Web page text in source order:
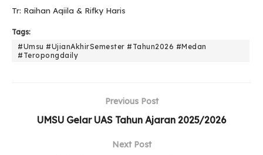
Tr: Raihan Aqiila & Rifky Haris
Tags:
#Umsu #UjianAkhirSemester #Tahun2026 #Medan
#Teropongdaily
Previous Post
UMSU Gelar UAS Tahun Ajaran 2025/2026
Next Post